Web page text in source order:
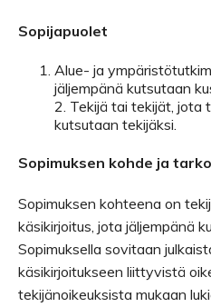
Sopijapuolet
Alue- ja
jäljempänä kutsutaan
2. Tekijä tai tekijät, jota
kutsutaan tekijäksi.
Sopimuksen kohde ja
Sopimuksen kohteena on
käsikirjoitus, jota jäljempänä
Sopimuksella sovitaan
käsikirjoitukseen liittyvistä
tekijänoikeuksista mukaan